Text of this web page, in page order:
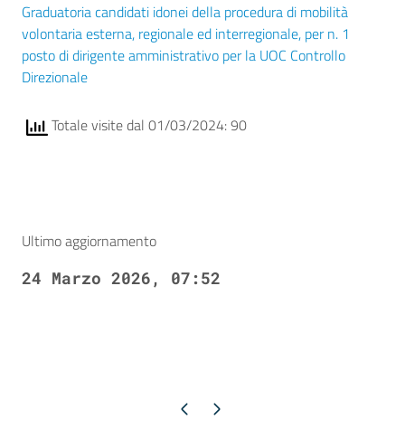
Graduatoria candidati idonei della procedura di mobilità
volontaria esterna, regionale ed interregionale, per n. 1
posto di dirigente amministrativo per la UOC Controllo
Direzionale
Totale visite dal 01/03/2024: 90
Ultimo aggiornamento
24 Marzo 2026, 07:52
Pagina precedente
Pagina successiva